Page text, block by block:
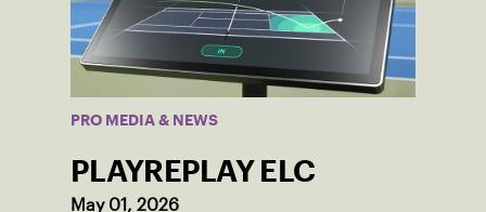
PRO MEDIA & NEWS
PLAYREPLAY ELC
May 01, 2026